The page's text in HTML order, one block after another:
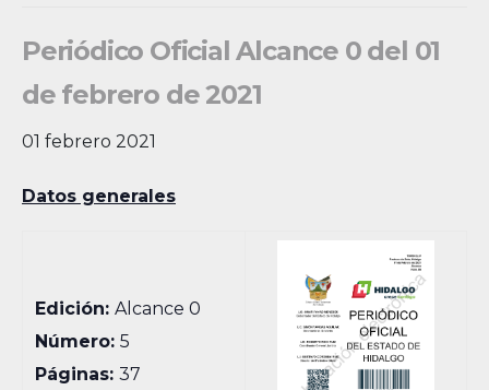
Periódico Oficial Alcance 0 del 01
de febrero de 2021
01 febrero 2021
Datos generales
Edición:Alcance 0
Número:5
Páginas:37